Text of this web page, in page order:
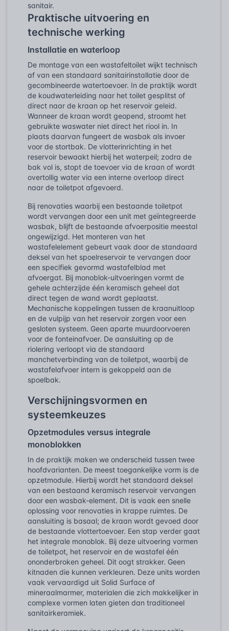
sanitair.
Praktische uitvoering en
technische werking
Installatie en waterloop
De montage van een wastafeltoilet wijkt technisch
af van een standaard sanitairinstallatie door de
gecombineerde watertoevoer. In de praktijk wordt
de koudwaterleiding naar het toilet gesplitst of
direct naar de kraan op het reservoir geleid.
Wanneer de kraan wordt geopend, stroomt het
gebruikte waswater niet direct het riool in. In
plaats daarvan fungeert de wasbak als invoer
voor de stortbak. De vlotterinrichting in het
reservoir bewaakt hierbij het waterpeil; zodra de
bak vol is, stopt de toevoer via de kraan of wordt
overtollig water via een interne overloop direct
naar de toiletpot afgevoerd.
Bij renovaties waarbij een bestaande toiletpot
wordt vervangen door een unit met geïntegreerde
wasbak, blijft de bestaande afvoerpositie meestal
ongewijzigd. Het monteren van het
wastafelelement gebeurt vaak door de standaard
deksel van het spoelreservoir te vervangen door
een specifiek gevormd wastafelblad met
afvoergat. Bij monoblok-uitvoeringen vormt de
gehele achterzijde één keramisch geheel dat
direct tegen de wand wordt geplaatst.
Mechanische koppelingen tussen de kraanuitloop
en de vulpijp van het reservoir zorgen voor een
gesloten systeem. Geen aparte muurdoorvoeren
voor de fonteinafvoer. De aansluiting op de
riolering verloopt via de standaard
manchetverbinding van de toiletpot, waarbij de
wastafelafvoer intern is gekoppeld aan de
spoelbak.
Verschijningsvormen en
systeemkeuzes
Opzetmodules versus integrale
monoblokken
In de praktijk maken we onderscheid tussen twee
hoofdvarianten. De meest toegankelijke vorm is de
opzetmodule. Hierbij wordt het standaard deksel
van een bestaand keramisch reservoir vervangen
door een wasbak-element. Dit is vaak een snelle
oplossing voor renovaties in krappe ruimtes. De
aansluiting is basaal; de kraan wordt gevoed door
de bestaande vlottertoevoer. Een stap verder gaat
het integrale monoblok. Bij deze uitvoering vormen
de toiletpot, het reservoir en de wastafel één
ononderbroken geheel. Dit oogt strakker. Geen
kitnaden die kunnen verkleuren. Deze units worden
vaak vervaardigd uit Solid Surface of
mineraalmarmer, materialen die zich makkelijker in
complexe vormen laten gieten dan traditioneel
sanitairkeramiek.